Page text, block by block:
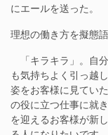
にエールを送った。
理想の働き方を擬態語
「キラキラ」。自
も気持ちよく引っ越
姿をお客様に見てい
の役に立つ仕事に就
を迎えるお客様が新